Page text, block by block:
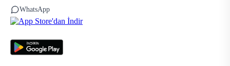
WhatsApp